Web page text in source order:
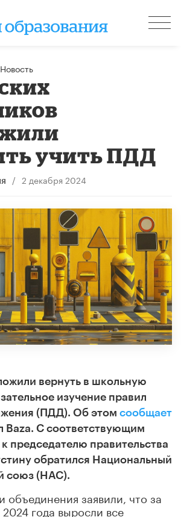
Новость
учить ПДД
/ 2 декабря 2024
вернуть в школьную
изучение правил
(ПДД). Об этом сообщает
Baza. С соответствующим
председателю правительства
обратился Национальный
союз (НАС).
объединения заявили, что за
2024 года выросли все